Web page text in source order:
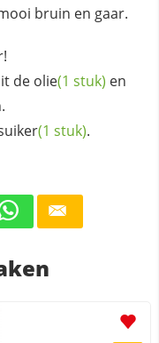
bruin en gaar.
de olie(1 stuk) en
(1 stuk).